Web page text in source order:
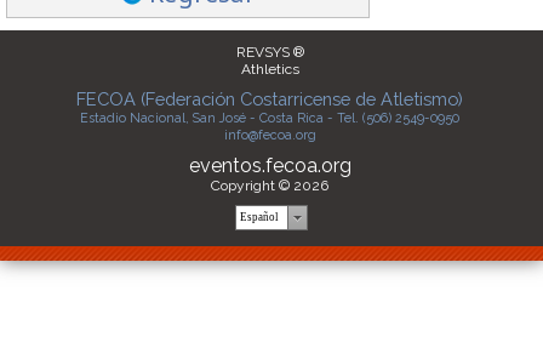
REVSYS ®
Athletics
FECOA (Federación Costarricense de Atletismo)
Estadio Nacional, San José - Costa Rica - Tel. (506) 2549-0950
info@fecoa.org
eventos.fecoa.org
Copyright © 2026